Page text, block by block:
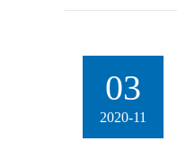
03
2020-11